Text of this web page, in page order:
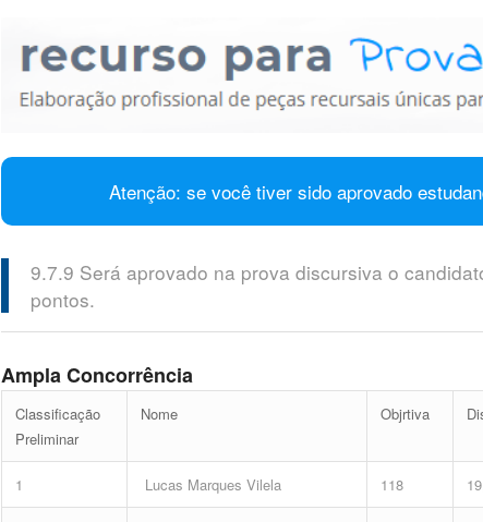
Atenção: se você tiver sido aprovado
9.7.9 Será aprovado na prova discursiva o
pontos.
Ampla Concorrência
Classificação
Preliminar
Nome Objrtiva
1 Lucas Marques Vilela 118